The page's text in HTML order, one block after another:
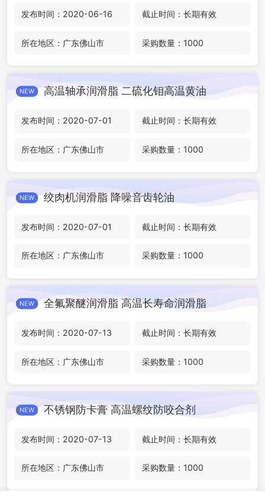
发布时间：2020-06-16 截止时间：长期有效
所在地区：广东佛山市 采购数量：1000
NEW 高温轴承润滑脂 二硫化钼高温黄油
发布时间：2020-07-01 截止时间：长期有效
所在地区：广东佛山市 采购数量：1000
NEW 绞肉机润滑脂 降噪音齿轮油
发布时间：2020-07-01 截止时间：长期有效
所在地区：广东佛山市 采购数量：1000
NEW 全氟聚醚润滑脂 高温长寿命润滑脂
发布时间：2020-07-13 截止时间：长期有效
所在地区：广东佛山市 采购数量：1000
NEW 不锈钢防卡膏 高温螺纹防咬合剂
发布时间：2020-07-13 截止时间：长期有效
所在地区：广东佛山市 采购数量：1000